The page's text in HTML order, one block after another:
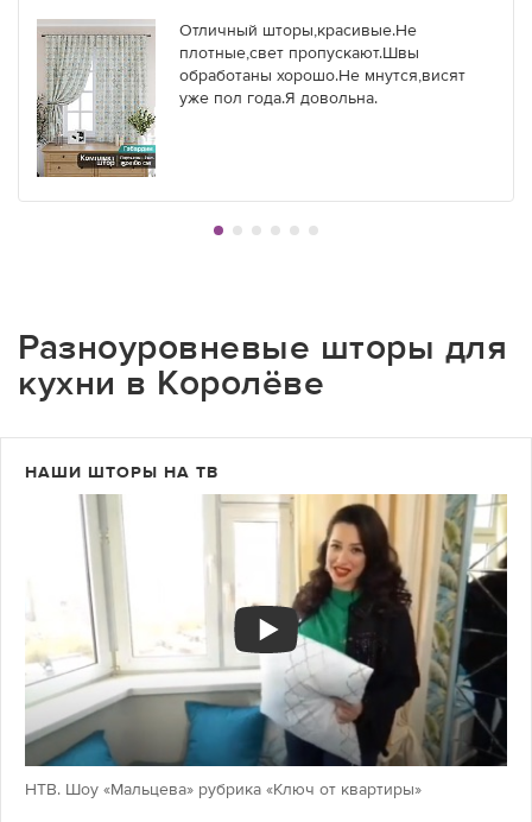
Отличный шторы,красивые.Не
плотные,свет пропускают.Швы
обработаны хорошо.Не мнутся,висят
уже пол года.Я довольна.
Разноуровневые шторы для
кухни в Королёве
НАШИ ШТОРЫ НА ТВ
НТВ. Шоу «Мальцева» рубрика «Ключ от квартиры»